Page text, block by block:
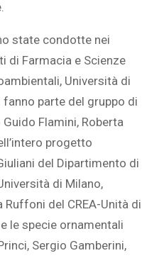
state condotte nei
di Farmacia e Scienze
Università di
fanno parte del gruppo di
Flamini, Roberta
progetto
del Dipartimento di
di Milano,
Ruffoni del CREA-Unità di
le specie ornamentali
Sergio Gamberini,